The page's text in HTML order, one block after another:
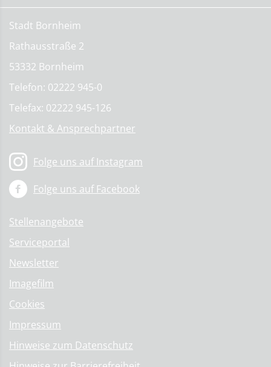
Stadt Bornheim
Rathausstraße 2
53332 Bornheim
Telefon: 02222 945-0
Telefax: 02222 945-126
Kontakt & Ansprechpartner
Folge uns auf Instagram
Folge uns auf Facebook
Stellenangebote
Serviceportal
Newsletter
Imagefilm
Cookies
Impressum
Hinweise zum Datenschutz